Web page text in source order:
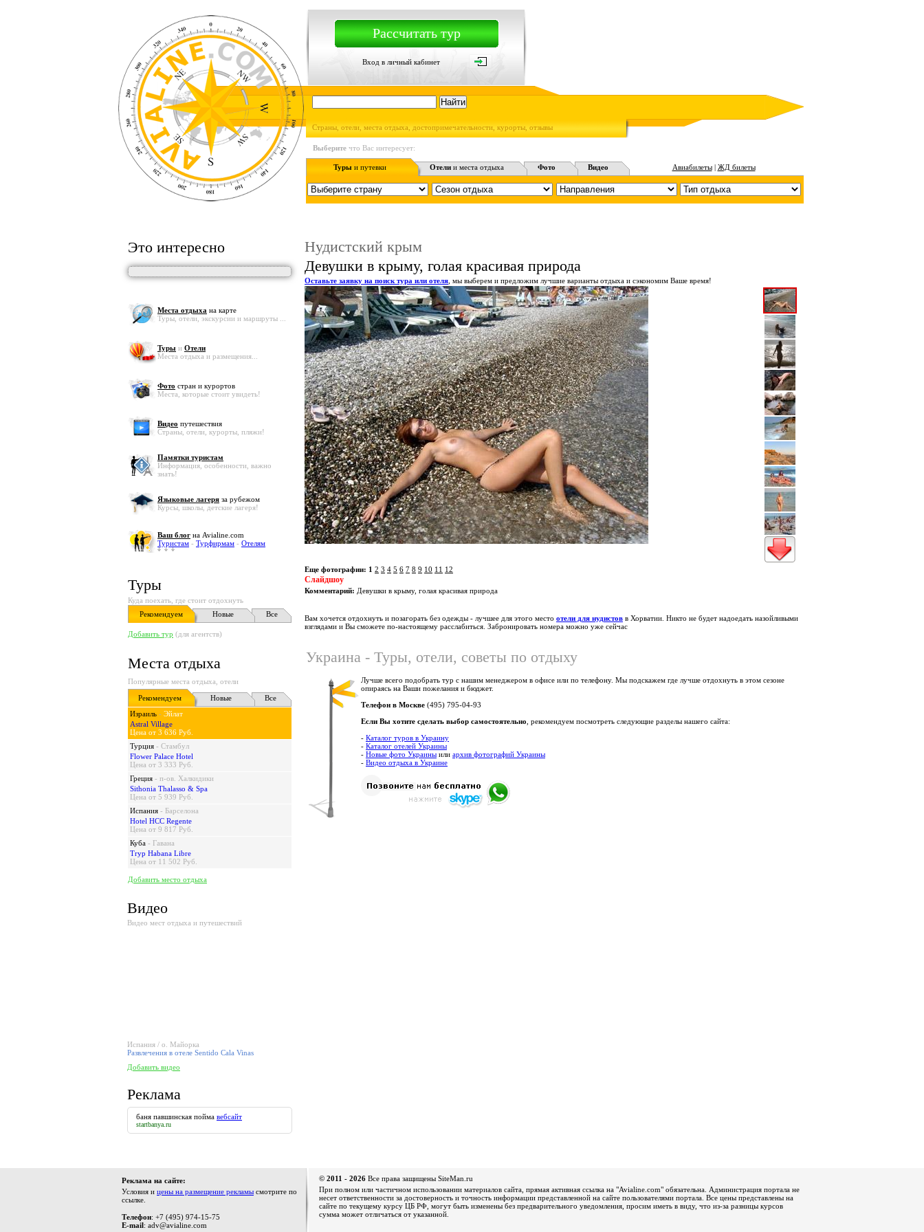
Рассчитать тур
Вход в личный кабинет
Страны, отели, места отдыха, достопримечательности, курорты, отзывы
Выберите что Вас интересует:
Турыи путевки Отели и места отдыха Фото Видео Авиабилеты| ЖД билеты
Это интересно
Места отдыха на карте
Туры, отели, экскурсии и маршруты ...
Туры и Отели
Места отдыха и размещения...
Фото стран и курортов
Места, которые стоит увидеть!
Видео путешествия
Страны, отели, курорты, пляжи!
Памятки туристам
Информация, особенности, важно
знать!
Языковые лагеря за рубежом
Курсы, школы, детские лагеря!
Ваш блог на Avialine.com
Туристам - Турфирмам - Отелям
Туры
Куда поехать, где стоит отдохнуть
Рекомендуем
Новые Все
Добавить тур (для агентств)
Места отдыха
Популярные места отдыха, отели
Рекомендуем
Новые
Все
Израиль - Эйлат
Astral Village
Цена от 3 636 Руб.
Турция - Стамбул
Flower Palace Hotel
Цена от 3 333 Руб.
Греция - п-ов. Халкидики
Sithonia Thalasso & Spa
Цена от 5 939 Руб.
Испания - Барселона
Hotel HCC Regente
Цена от 9 817 Руб.
Куба - Гавана
Tryp Habana Libre
Цена от 11 502 Руб.
Добавить место отдыха
Видео
Видео мест отдыха и путешествий
Испания / о. Майорка
Развлечения в отеле Sentido Cala Vinas
Добавить видео
Реклама
баня павшинская пойма вебсайт
startbanya.ru
Нудистский крым
Девушки в крыму, голая красивая природа
Оставьте заявку на поиск тура или отеля , мы выберем и предложим лучшие варианты отдыха и сэкономим Ваше время!
Еще фотографии: 1 2 3 4 5 6 7 8 9 10 11 12
Слайдшоу
Комментарий: Девушки в крыму, голая красивая природа
Вам хочется отдохнуть и позагорать без одежды - лучшее для этого место отели для нудистов в Хорватии. Никто не будет надоедать назойливыми
взглядами и Вы сможете по-настоящему расслабиться. Забронировать номера можно уже сейчас
Украина - Туры, отели, советы по отдыху
Лучше всего подобрать тур с нашим менеджером в офисе или по телефону. Мы подскажем где лучше отдохнуть в этом сезоне
опираясь на Ваши пожелания и бюджет.
Телефон в Москве (495) 795-04-93
Если Вы хотите сделать выбор самостоятельно , рекомендуем посмотреть следующие разделы нашего сайта:
- Каталог туров в Украину
- Каталог отелей Украины
- Новые фото Украины или архив фотографий Украины
- Видео отдыха в Украине
Реклама на сайте:
Условия и цены на размещение рекламы смотрите по
ссылке.
Телефон: +7 (495) 974-15-75
E-mail: adv@avialine.com
© 2011 - 2026 Все права защищены SiteMan.ru
При полном или частичном использовании материалов сайта, прямая активная ссылка на "Avialine.com" обязательна. Администрация портала не
несет ответственности за достоверность и точность информации представленной на сайте пользователями портала. Все цены представлены на
сайте по текущему курсу ЦБ РФ, могут быть изменены без предварительного уведомления, просим иметь в виду, что из-за разницы курсов
сумма может отличаться от указанной.